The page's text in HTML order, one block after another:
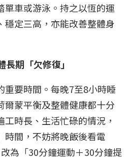
單車或游泳。持之以恆的運
穩定三高，亦能改善整體身
期「欠修復」
重要時間。每晚7至8小時睡
爾蒙平衡及整體健康都十分
時長、生活忙碌的情況，
時間，不妨將晚飯後看電
為「30分鐘運動＋30分鐘提